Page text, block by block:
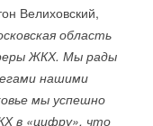
Велиховский,
область
ЖКХ. Мы рады
нашими
мы успешно
в «цифру», что
Арбатский